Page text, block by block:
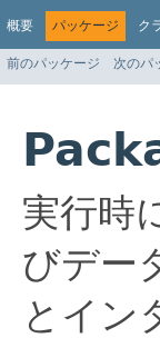
概要 パッケージ ク
前のパッケージ 次のパ
実行時
びデー
とイン